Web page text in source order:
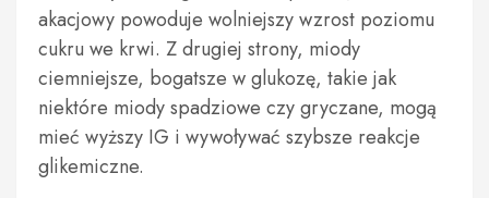
akacjowy powoduje wolniejszy wzrost poziomu
cukru we krwi. Z drugiej strony, miody
ciemniejsze, bogatsze w glukozę, takie jak
niektóre miody spadziowe czy gryczane, mogą
mieć wyższy IG i wywoływać szybsze reakcje
glikemiczne.